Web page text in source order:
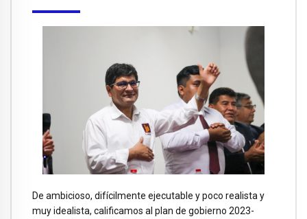
De ambicioso, difícilmente ejecutable y poco realista y
muy idealista, calificamos al plan de gobierno 2023-